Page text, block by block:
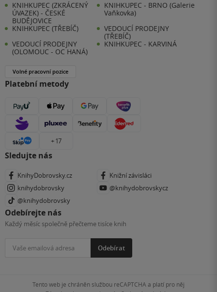
KNIHKUPEC (ZKRÁCENÝ
ÚVAZEK) - ČESKÉ
BUDĚJOVICE
KNIHKUPEC - BRNO (Galerie
Vaňkovka)
KNIHKUPEC (TŘEBÍČ)
VEDOUCÍ PRODEJNY
(TŘEBÍČ)
VEDOUCÍ PRODEJNY
(OLOMOUC - OC HANÁ)
KNIHKUPEC - KARVINÁ
Volné pracovní pozice
Platební metody
+ 17
Sledujte nás
KnihyDobrovsky.cz
Knižní závisláci
knihydobrovsky
@knihydobrovskycz
@knihydobrovsky
Odebírejte nás
Každý měsíc společně přečteme tisíce knih
Odebírat
Tento web je chráněn službou reCAPTCHA a platí pro něj